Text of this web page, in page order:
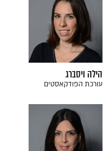
הילה ויסברג
עורכת הפודקאסטים